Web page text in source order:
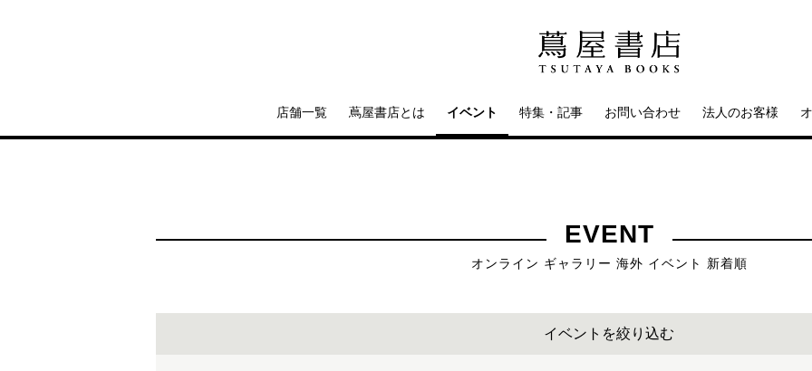
店舗一覧 蔦屋書店とは イベント 特集・記事 お問い合わせ 法人のお客様
EVENT
オンライン ギャラリー 海外 イベント 新着順
イベントを絞り込む